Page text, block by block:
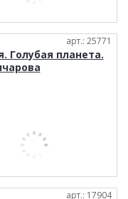
арт.: 25771
Голубая планета.
арт.: 17904